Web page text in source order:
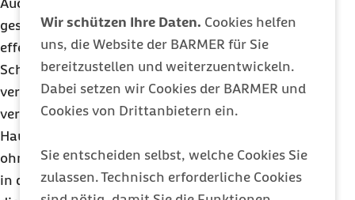
Wir schützen Ihre Daten. Cookies helfen
uns, die Website der BARMER für Sie
bereitzustellen und weiterzuentwickeln.
Dabei setzen wir Cookies der BARMER und
Cookies von Drittanbietern ein.
Sie entscheiden selbst, welche Cookies Sie
zulassen. Technisch erforderliche Cookies
Auch am Urlaubsort lässt sich einiges dafür tun,
gesund zu bleiben. Das beginnt mit einem
effektiven Schutz vor UV-Strahlen, der
Schädigungen der Haut durch die Sonne
verhindert. „Es lohnt sich, einen Sonnenbrand zu
vermeiden. Denn jeder Sonnenbrand erhöht das
Hautkrebsrisiko“, so Marschall. Sie empfiehlt, nicht
ohne Sonnencreme mit hohem Lichtschutzfaktor
in die Sonne zu gehen. Noch besser geschützt ist